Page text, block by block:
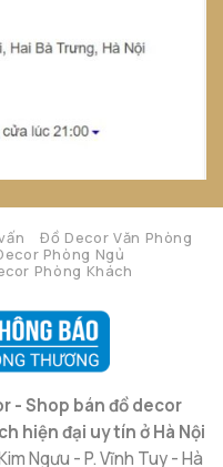
Đồ Decor Văn Phòng
Phòng Ngủ
Phòng Khách
- Shop bán đồ decor
hiện đại uy tín ở Hà Nội
Ngưu - P. Vĩnh Tuy - Hà